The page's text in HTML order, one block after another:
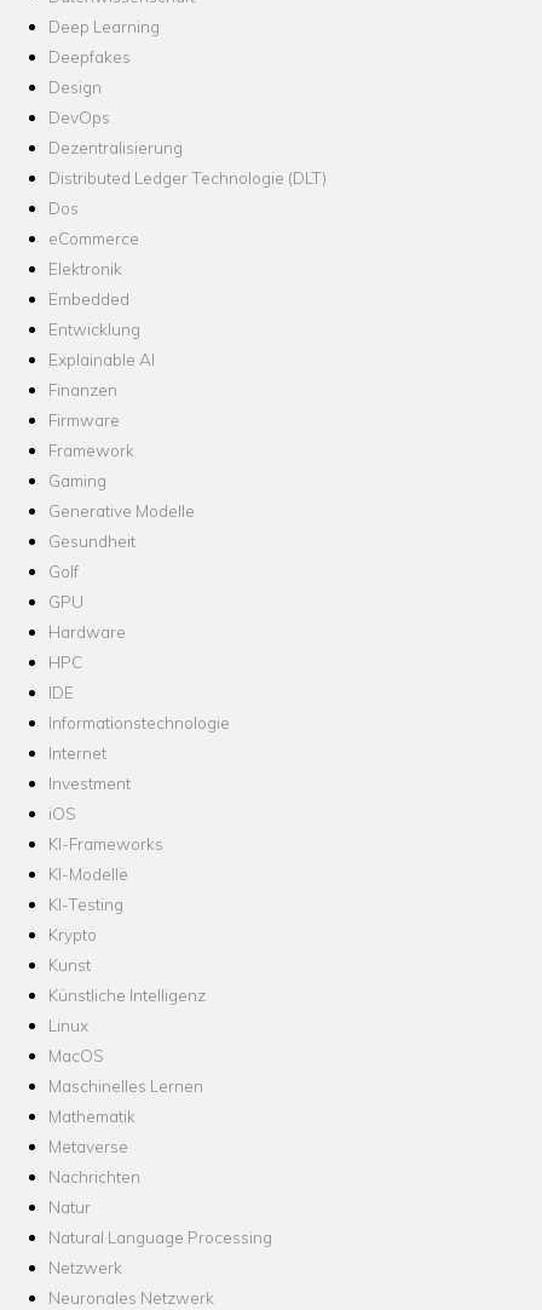
Deep Learning
Deepfakes
Design
DevOps
Dezentralisierung
Distributed Ledger Technologie (DLT)
Dos
eCommerce
Elektronik
Embedded
Entwicklung
Explainable AI
Finanzen
Firmware
Framework
Gaming
Generative Modelle
Gesundheit
Golf
GPU
Hardware
HPC
IDE
Informationstechnologie
Internet
Investment
iOS
KI-Frameworks
KI-Modelle
KI-Testing
Krypto
Kunst
Künstliche Intelligenz
Linux
MacOS
Maschinelles Lernen
Mathematik
Metaverse
Nachrichten
Natur
Natural Language Processing
Netzwerk
Neuronales Netzwerk